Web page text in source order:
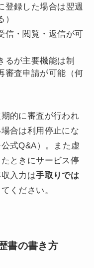
登録した場合は翌週
信・閲覧・返信が可
るが主要機能は制
審査申請が可能（何
的に審査が行われ
合は利用停止にな
式Q&A）。また虚
ときにサービス停
入力は手取りでは
ください。
書の書き方